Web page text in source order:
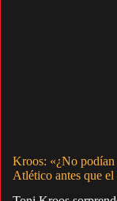
Kroos: «¿No podían
Atlético antes que el